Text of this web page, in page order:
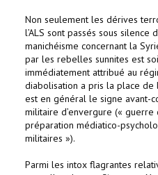
Non seulement les dérives
l’ALS sont passés sous silence
manichéisme concernant la
par les rebelles sunnites est
immédiatement attribué au
diabolisation a pris la place de
est en général le signe avant-
militaire d’envergure («
préparation médiatico-
militaires »).
Parmi les intox flagrantes